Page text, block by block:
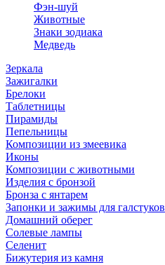
Фэн-шуй
Животные
Знаки зодиака
Медведь
Зеркала
Зажигалки
Брелоки
Таблетницы
Пирамиды
Пепельницы
Композиции из змеевика
Иконы
Композиции с животными
Изделия с бронзой
Бронза с янтарем
Запонки и зажимы для галстуков
Домашний оберег
Солевые лампы
Селенит
Бижутерия из камня